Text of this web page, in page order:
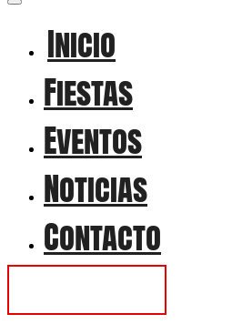
Inicio
Fiestas
Eventos
Noticias
Contacto